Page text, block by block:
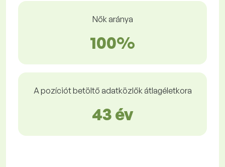
Nők aránya
100%
A pozíciót betöltő adatközlők átlagéletkora
43 év